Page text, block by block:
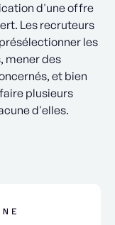
d'une offre
Les recruteurs
les
mener des
et bien
plusieurs
d'elles.